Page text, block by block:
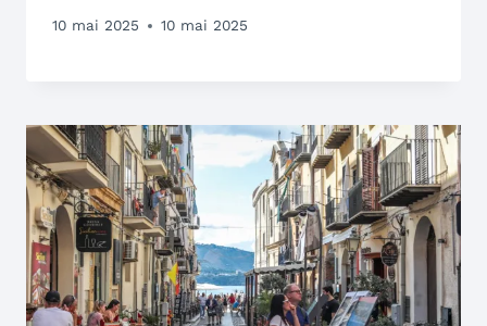
10 mai 2025 10 mai 2025